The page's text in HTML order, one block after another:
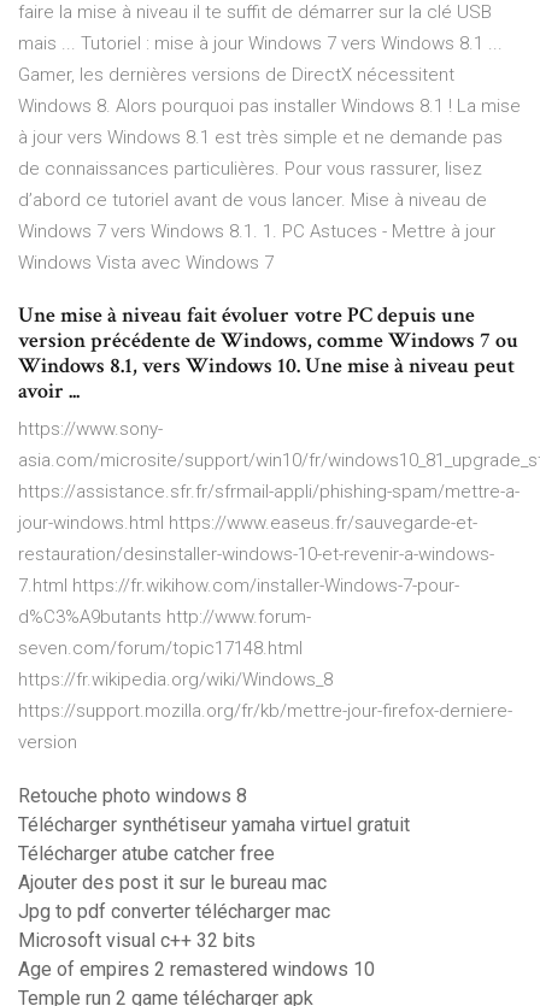
faire la mise à niveau il te suffit de démarrer sur la clé USB
mais ... Tutoriel : mise à jour Windows 7 vers Windows 8.1 ...
Gamer, les dernières versions de DirectX nécessitent
Windows 8. Alors pourquoi pas installer Windows 8.1 ! La mise
à jour vers Windows 8.1 est très simple et ne demande pas
de connaissances particulières. Pour vous rassurer, lisez
d’abord ce tutoriel avant de vous lancer. Mise à niveau de
Windows 7 vers Windows 8.1. 1. PC Astuces - Mettre à jour
Windows Vista avec Windows 7
Une mise à niveau fait évoluer votre PC depuis une
version précédente de Windows, comme Windows 7 ou
Windows 8.1, vers Windows 10. Une mise à niveau peut
avoir ...
https://www.sony-
asia.com/microsite/support/win10/fr/
https://assistance.sfr.fr/sfrmail-appli/phishing-spam/mettre-a-
jour-windows.html https://www.easeus.fr/sauvegarde-et-
restauration/desinstaller-windows-10-et-revenir-a-windows-
7.html https://fr.wikihow.com/installer-Windows-7-pour-
d%C3%A9butants http://www.forum-
seven.com/forum/topic17148.html
https://fr.wikipedia.org/wiki/Windows_8
https://support.mozilla.org/fr/kb/mettre-jour-firefox-derniere-
version
Retouche photo windows 8
Télécharger synthétiseur yamaha virtuel gratuit
Télécharger atube catcher free
Ajouter des post it sur le bureau mac
Jpg to pdf converter télécharger mac
Microsoft visual c++ 32 bits
Age of empires 2 remastered windows 10
Temple run 2 game télécharger apk